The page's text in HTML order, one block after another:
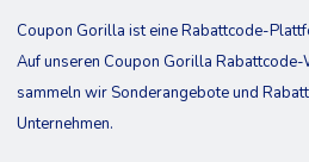
Coupon Gorilla ist eine Rabattcode-
Auf unseren Coupon Gorilla Rabattcode-
sammeln wir Sonderangebote und
Unternehmen.